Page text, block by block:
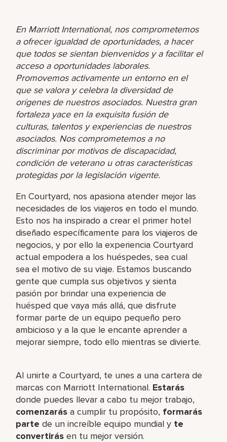
En Marriott International, nos comprometemos
a ofrecer igualdad de oportunidades, a hacer
que todos se sientan bienvenidos y a facilitar el
acceso a oportunidades laborales.
Promovemos activamente un entorno en el
que se valora y celebra la diversidad de
orígenes de nuestros asociados. Nuestra gran
fortaleza yace en la exquisita fusión de
culturas, talentos y experiencias de nuestros
asociados. Nos comprometemos a no
discriminar por motivos de discapacidad,
condición de veterano u otras características
protegidas por la legislación vigente.
En Courtyard, nos apasiona atender mejor las
necesidades de los viajeros en todo el mundo.
Esto nos ha inspirado a crear el primer hotel
diseñado específicamente para los viajeros de
negocios, y por ello la experiencia Courtyard
actual empodera a los huéspedes, sea cual
sea el motivo de su viaje. Estamos buscando
gente que cumpla sus objetivos y sienta
pasión por brindar una experiencia de
huésped que vaya más allá, que disfrute
formar parte de un equipo pequeño pero
ambicioso y a la que le encante aprender a
mejorar siempre, todo ello mientras se divierte.
Al unirte a Courtyard, te unes a una cartera de
marcas con Marriott International. Estarás
donde puedes llevar a cabo tu mejor trabajo,​
comenzarás a cumplir tu propósito, formarás
parte de un increíble​ equipo mundial y te
convertirás en tu mejor versión.